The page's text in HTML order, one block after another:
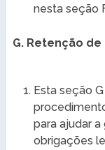
nesta seção
G. Retenção
Esta seção
para ajudar
obrigações